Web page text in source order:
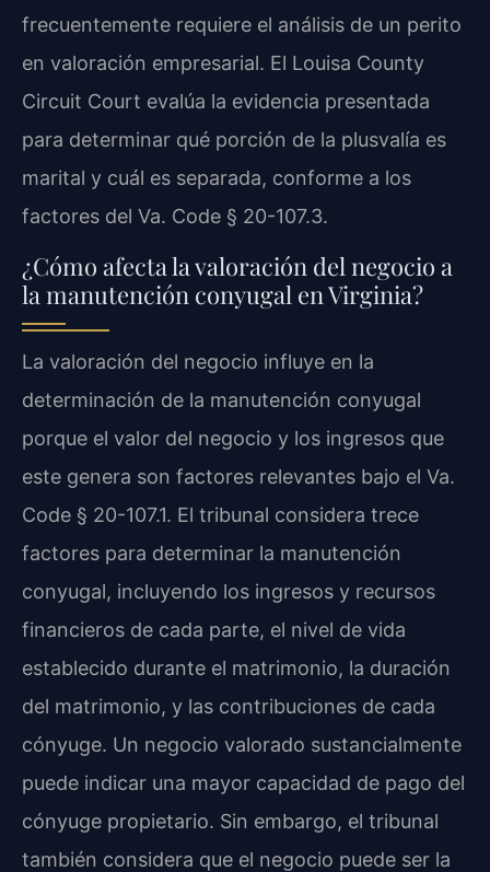
frecuentemente requiere el análisis de un perito
en valoración empresarial. El Louisa County
Circuit Court evalúa la evidencia presentada
para determinar qué porción de la plusvalía es
marital y cuál es separada, conforme a los
factores del Va. Code § 20-107.3.
¿Cómo afecta la valoración del negocio a
la manutención conyugal en Virginia?
La valoración del negocio influye en la
determinación de la manutención conyugal
porque el valor del negocio y los ingresos que
este genera son factores relevantes bajo el Va.
Code § 20-107.1. El tribunal considera trece
factores para determinar la manutención
conyugal, incluyendo los ingresos y recursos
financieros de cada parte, el nivel de vida
establecido durante el matrimonio, la duración
del matrimonio, y las contribuciones de cada
cónyuge. Un negocio valorado sustancialmente
puede indicar una mayor capacidad de pago del
cónyuge propietario. Sin embargo, el tribunal
también considera que el negocio puede ser la